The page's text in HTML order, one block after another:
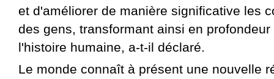
et d'améliorer de manière significative les
des gens, transformant ainsi en
l'histoire humaine, a-t-il déclaré.
Le monde connaît à présent une nouvelle